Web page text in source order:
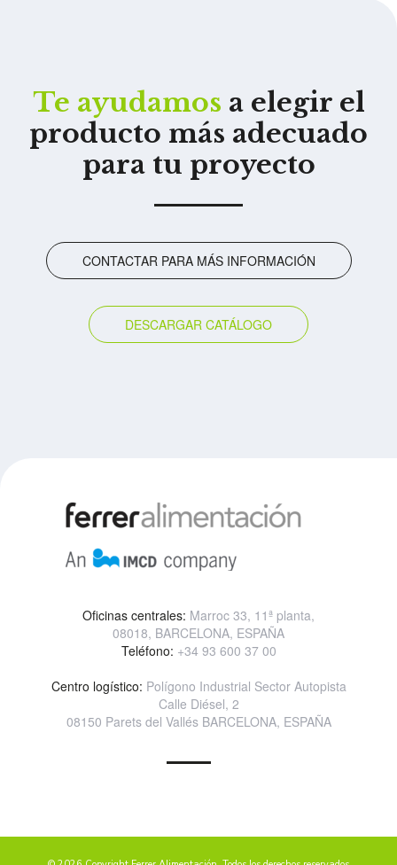
Te ayudamos a elegir el
producto más adecuado
para tu proyecto
CONTACTAR PARA MÁS INFORMACIÓN
DESCARGAR CATÁLOGO
Oficinas centrales: Marroc 33, 11ª planta,
08018, BARCELONA, ESPAÑA
Teléfono: +34 93 600 37 00
Centro logístico: Polígono Industrial Sector Autopista
Calle Diésel, 2
08150 Parets del Vallés BARCELONA, ESPAÑA